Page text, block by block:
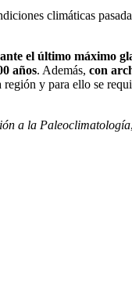
climáticas
el último máximo
años. Además, con
y para ello se
a la Paleoclimatología